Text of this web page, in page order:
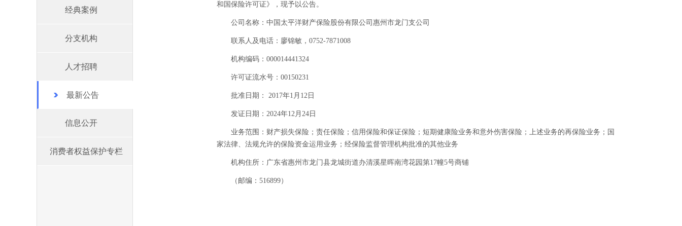
经典案例
分支机构
人才招聘
最新公告
信息公开
消费者权益保护专栏
和国保险许可证》，现予以公告。
公司名称：中国太平洋财产保险股份有限公司惠州市龙门支公司
联系人及电话：廖锦敏，0752-7871008
机构编码：000014441324
许可证流水号：00150231
批准日期： 2017年1月12日
发证日期：2024年12月24日
业务范围：财产损失保险；责任保险；信用保险和保证保险；短期健康险业务和意外伤害保险；上述业务的再保险业务；国
家法律、法规允许的保险资金运用业务；经保险监督管理机构批准的其他业务
机构住所：广东省惠州市龙门县龙城街道办清溪星晖南湾花园第17幢5号商铺
（邮编：516899）